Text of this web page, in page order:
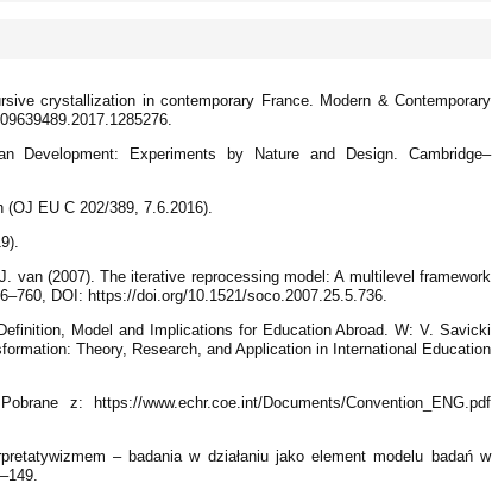
crystallization in contemporary France. Modern & Contemporary
Development: Experiments by Nature and Design. Cambridge–
EU C 202/389, 7.6.2016).
van (2007). The iterative reprocessing model: A multilevel framework
DOI: https://doi.org/10.1521/soco.2007.25.5.736.
Model and Implications for Education Abroad. W: V. Savicki
Theory, Research, and Application in International Education
z: https://www.echr.coe.int/Documents/Convention_ENG.pdf
– badania w działaniu jako element modelu badań w